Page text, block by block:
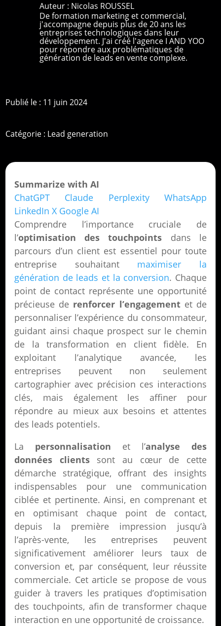
Auteur : Nicolas ROUSSEL
De formation marketing et commercial,
j'accompagne depuis plus de 20 ans les
entreprises technologiques dans leur
développement. J'ai créé l'agence I AND YOO
pour répondre aux problématiques de
génération de leads en vente complexe.
Publié le : 11 juin 2024
Catégorie : Lead generation
Summarize with AI
ChatGPT
Claude Perplexity
WhatsApp
LinkedIn X Google AI
Comprendre l’importance cruciale de
l’optimisation des touchpoints dans le
parcours d’un client est essentiel pour toute
entreprise souhaitant maximiser la
génération de leads et la conversion. Chaque
point de contact représente une opportunité
précieuse de renforcer l’engagementet de
personnaliser l’expérience du consommateur,
guidant ainsi chaque prospect sur le chemin
de la transformation en client fidèle. En
exploitant l’analytique avancée, les
entreprises peuvent non seulement
cartographier avec précision ces interactions
clés, mais également les affiner pour
répondre au mieux aux besoins et attentes
des leads potentiels.
La personnalisation et l’analyse des
données clientssont au cœur de cette
démarche stratégique, offrant des insights
indispensables pour une communication
ciblée et pertinente. Ainsi, en comprenant et
en optimisant chaque point de contact,
depuis la première impression jusqu’à
l’après-vente, les entreprises peuvent
significativement améliorer leurs taux de
conversion et, par conséquent, leur réussite
commerciale. Cet article se propose de vous
guider à travers les pratiques d’optimisation
des touchpoints, afin de transformer chaque
interaction en une opportunité de croissance.